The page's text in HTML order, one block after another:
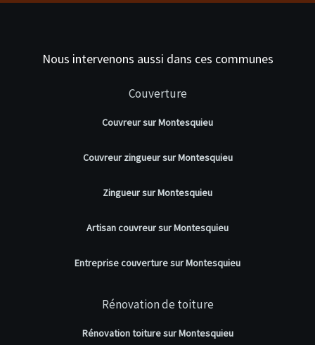
Nous intervenons aussi dans ces communes
Couverture
Couvreur sur Montesquieu
Couvreur zingueur sur Montesquieu
Zingueur sur Montesquieu
Artisan couvreur sur Montesquieu
Entreprise couverture sur Montesquieu
Rénovation de toiture
Rénovation toiture sur Montesquieu